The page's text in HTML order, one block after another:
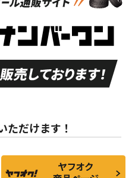
S
新車外し品（新古
付き
A
走行距離も少なく、
非常に状態の良い中
古品
んどない中古品
C
られるが、使用に問
題のない中古品
ただけます！